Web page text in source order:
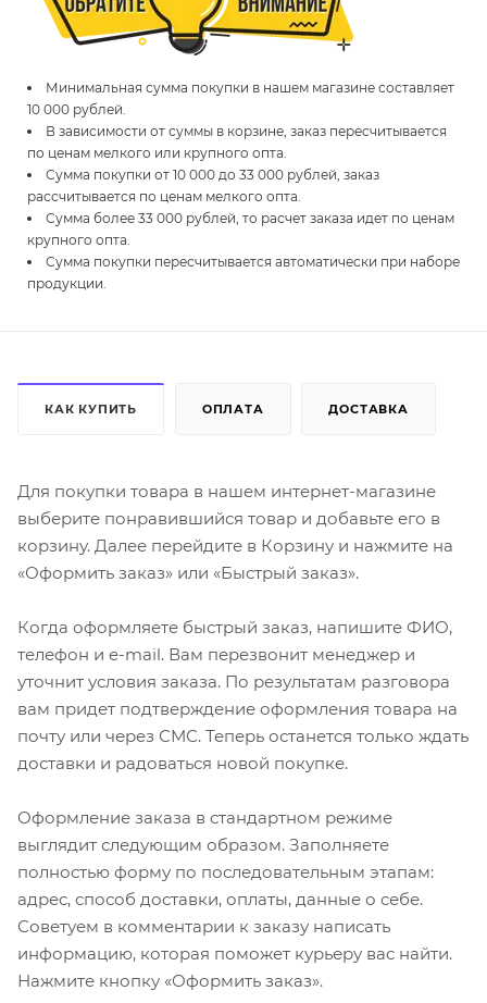
Минимальная сумма покупки в нашем магазине составляет
10 000 рублей.
В зависимости от суммы в корзине, заказ пересчитывается
по ценам мелкого или крупного опта.
Сумма покупки от 10 000 до 33 000 рублей, заказ
рассчитывается по ценам мелкого опта.
Сумма более 33 000 рублей, то расчет заказа идет по ценам
крупного опта.
Сумма покупки пересчитывается автоматически при наборе
продукции.
КАК КУПИТЬ ОПЛАТА ДОСТАВКА
Для покупки товара в нашем интернет-магазине
выберите понравившийся товар и добавьте его в
корзину. Далее перейдите в Корзину и нажмите на
«Оформить заказ» или «Быстрый заказ».
Когда оформляете быстрый заказ, напишите ФИО,
телефон и e-mail. Вам перезвонит менеджер и
уточнит условия заказа. По результатам разговора
вам придет подтверждение оформления товара на
почту или через СМС. Теперь останется только ждать
доставки и радоваться новой покупке.
Оформление заказа в стандартном режиме
выглядит следующим образом. Заполняете
полностью форму по последовательным этапам:
адрес, способ доставки, оплаты, данные о себе.
Советуем в комментарии к заказу написать
информацию, которая поможет курьеру вас найти.
Нажмите кнопку «Оформить заказ».